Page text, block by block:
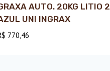
AUTO. 20KG LITIO 2
UNI INGRAX
770,46